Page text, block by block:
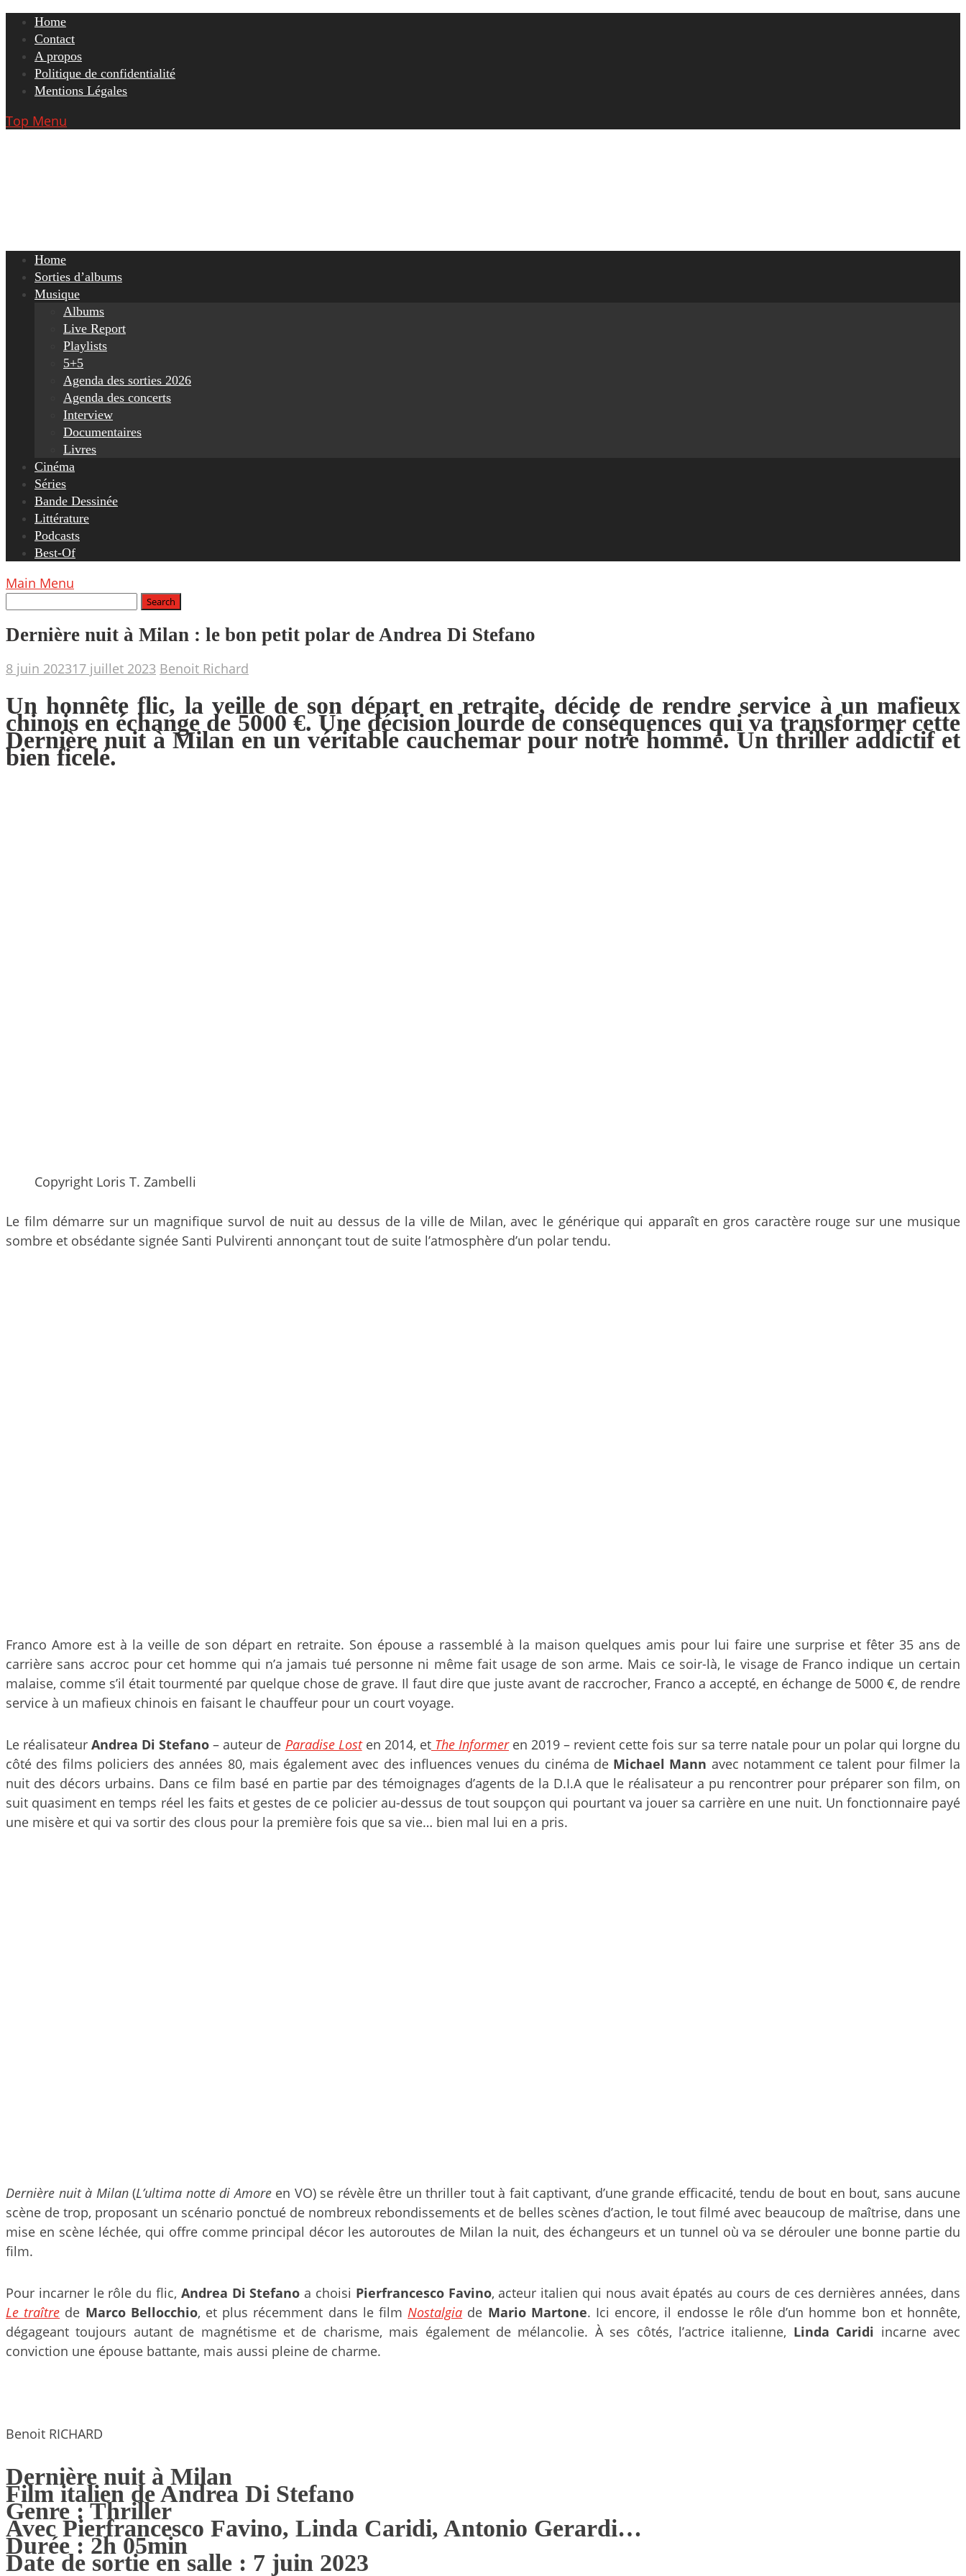
Skip
content
Home
Contact
A propos
Politique de confidentialité
Mentions Légales
Top Menu
Home
Sorties d’albums
Musique
Albums
Live Report
Playlists
5+5
Agenda des sorties 2026
Agenda des concerts
Interview
Documentaires
Livres
Cinéma
Séries
Bande Dessinée
Littérature
Podcasts
Best-Of
Main Menu
Dernière nuit à Milan : le bon petit polar de Andrea Di Stefano
8 juin 202317 juillet 2023 Benoit Richard
Un honnête flic, la veille de son départ en retraite, décide de rendre service à un mafieux
chinois en échange de 5000 €. Une décision lourde de conséquences qui va transformer cette
Dernière nuit à Milan en un véritable cauchemar pour notre homme. Un thriller addictif et
bien ficelé.
Copyright Loris T. Zambelli
Le film démarre sur un magnifique survol de nuit au dessus de la ville de Milan, avec le générique qui apparaît en gros caractère rouge sur une musique
sombre et obsédante signée Santi Pulvirenti annonçant tout de suite l’atmosphère d’un polar tendu.
Franco Amore est à la veille de son départ en retraite. Son épouse a rassemblé à la maison quelques amis pour lui faire une surprise et fêter 35 ans de
carrière sans accroc pour cet homme qui n’a jamais tué personne ni même fait usage de son arme. Mais ce soir-là, le visage de Franco indique un certain
malaise, comme s’il était tourmenté par quelque chose de grave. Il faut dire que juste avant de raccrocher, Franco a accepté, en échange de 5000 €, de rendre
service à un mafieux chinois en faisant le chauffeur pour un court voyage.
Le réalisateur Andrea Di Stefano – auteur de Paradise Losten 2014, etThe Informeren 2019 – revient cette fois sur sa terre natale pour un polar qui lorgne du
côté des films policiers des années 80, mais également avec des influences venues du cinéma de Michael Mann avec notamment ce talent pour filmer la
nuit des décors urbains. Dans ce film basé en partie par des témoignages d’agents de la D.I.A que le réalisateur a pu rencontrer pour préparer son film, on
suit quasiment en temps réel les faits et gestes de ce policier au-dessus de tout soupçon qui pourtant va jouer sa carrière en une nuit. Un fonctionnaire payé
une misère et qui va sortir des clous pour la première fois que sa vie… bien mal lui en a pris.
Dernière nuit à Milan(L’ultima notte di Amoreen VO) se révèle être un thriller tout à fait captivant, d’une grande efficacité, tendu de bout en bout, sans aucune
scène de trop, proposant un scénario ponctué de nombreux rebondissements et de belles scènes d’action, le tout filmé avec beaucoup de maîtrise, dans une
mise en scène léchée, qui offre comme principal décor les autoroutes de Milan la nuit, des échangeurs et un tunnel où va se dérouler une bonne partie du
film.
Pour incarner le rôle du flic, Andrea Di Stefano a choisi Pierfrancesco Favino, acteur italien qui nous avait épatés au cours de ces dernières années, dans
Le traître de Marco Bellocchio, et plus récemment dans le film Nostalgia de Mario Martone. Ici encore, il endosse le rôle d’un homme bon et honnête,
dégageant toujours autant de magnétisme et de charisme, mais également de mélancolie. À ses côtés, l’actrice italienne, Linda Caridi incarne avec
conviction une épouse battante, mais aussi pleine de charme.
Benoit RICHARD
Dernière nuit à Milan
Film italien de Andrea Di Stefano
Genre : Thriller
Avec Pierfrancesco Favino, Linda Caridi, Antonio Gerardi…
Durée : 2h 05min
Date de sortie en salle : 7 juin 2023